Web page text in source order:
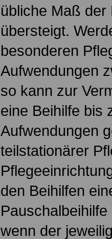
übliche Maß der
übersteigt.
besonderen
Aufwendungen
so kann zur
eine Beihilfe bis
Aufwendungen
teilstationärer
den Beihilfen
wenn der